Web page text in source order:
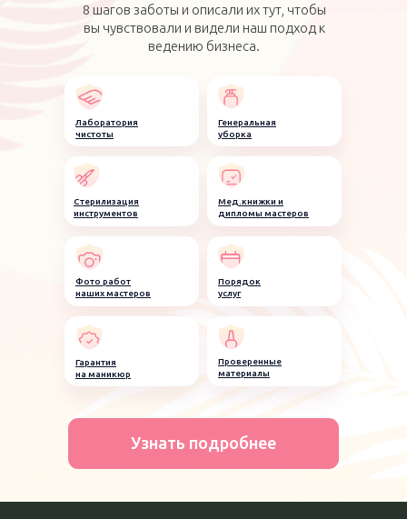
8 шагов заботы и описали их тут, чтобы
вы чувствовали и видели наш подход к
ведению бизнеса.
Узнать подробнее
Лаборатория
чистоты
Генеральная
уборка
Стерилизация
инструментов
Мед.книжки и
дипломы мастеров
Фото работ
наших мастеров
Порядок
услуг
Гарантия
на маникюр
Проверенные
материалы